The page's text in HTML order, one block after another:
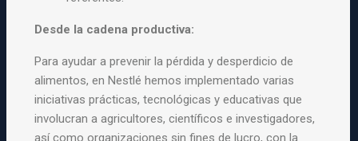
Desde la cadena productiva:
Para ayudar a prevenir la pérdida y desperdicio de
alimentos, en Nestlé hemos implementado varias
iniciativas prácticas, tecnológicas y educativas que
involucran a agricultores, científicos e investigadores,
así como organizaciones sin fines de lucro, con la